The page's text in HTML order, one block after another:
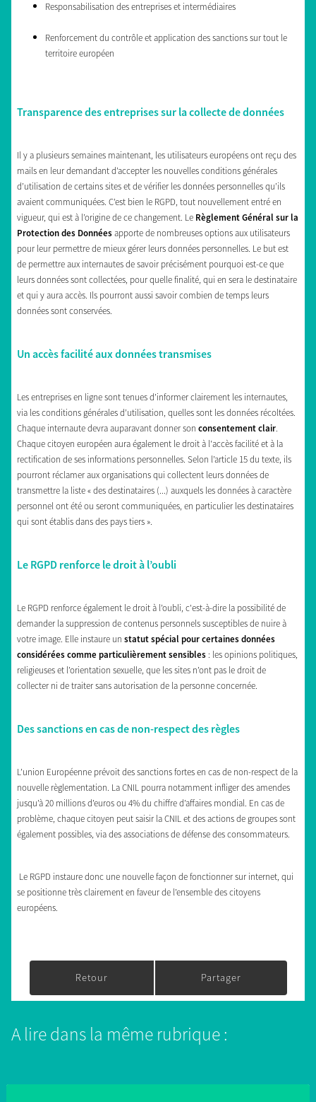
Responsabilisation des entreprises et intermédiaires
Renforcement du contrôle et application des sanctions sur tout le
territoire européen
Transparence des entreprises sur la collecte de données
Il y a plusieurs semaines maintenant, les utilisateurs européens ont reçu des
mails en leur demandant d’accepter les nouvelles conditions générales
d’utilisation de certains sites et de vérifier les données personnelles qu’ils
avaient communiquées. C’est bien le RGPD, tout nouvellement entré en
vigueur, qui est à l’origine de ce changement. Le Règlement Général sur la
Protection des Donnéesapporte de nombreuses options aux utilisateurs
pour leur permettre de mieux gérer leurs données personnelles. Le but est
de permettre aux internautes de savoir précisément pourquoi est-ce que
leurs données sont collectées, pour quelle finalité, qui en sera le destinataire
et qui y aura accès. Ils pourront aussi savoir combien de temps leurs
données sont conservées.
Un accès facilité aux données transmises
Les entreprises en ligne sont tenues d’informer clairement les internautes,
via les conditions générales d’utilisation, quelles sont les données récoltées.
Chaque internaute devra auparavant donner son consentement clair.
Chaque citoyen européen aura également le droit à l'accès facilité et à la
rectification de ses informations personnelles. Selon l’article 15 du texte, ils
pourront réclamer aux organisations qui collectent leurs données de
transmettre la liste « des destinataires (...) auxquels les données à caractère
personnel ont été ou seront communiquées, en particulier les destinataires
qui sont établis dans des pays tiers ».
Le RGPD renforce le droit à l’oubli
Le RGPD renforce également le droit à l’oubli, c'est-à-dire la possibilité de
demander la suppression de contenus personnels susceptibles de nuire à
votre image. Elle instaure un statut spécial pour certaines données
considérées comme particulièrement sensibles : les opinions politiques,
religieuses et l’orientation sexuelle, que les sites n’ont pas le droit de
collecter ni de traiter sans autorisation de la personne concernée.
Des sanctions en cas de non-respect des règles
L’union Européenne prévoit des sanctions fortes en cas de non-respect de la
nouvelle règlementation. La CNIL pourra notamment infliger des amendes
jusqu’à 20 millions d’euros ou 4% du chiffre d’affaires mondial. En cas de
problème, chaque citoyen peut saisir la CNIL et des actions de groupes sont
également possibles, via des associations de défense des consommateurs.
Le RGPD instaure donc une nouvelle façon de fonctionner sur internet, qui
se positionne très clairement en faveur de l’ensemble des citoyens
européens.
Retour Partager
A lire dans la même rubrique :